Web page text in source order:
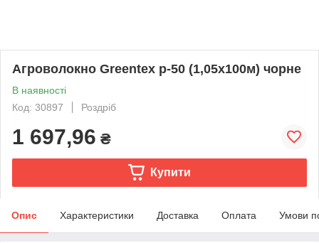
Агроволокно Greentex p-50 (1,05x100м) чорне
В наявності
Код: 30897
Роздріб
1 697,96 ₴
Купити
Опис Характеристики Доставка Оплата Умови